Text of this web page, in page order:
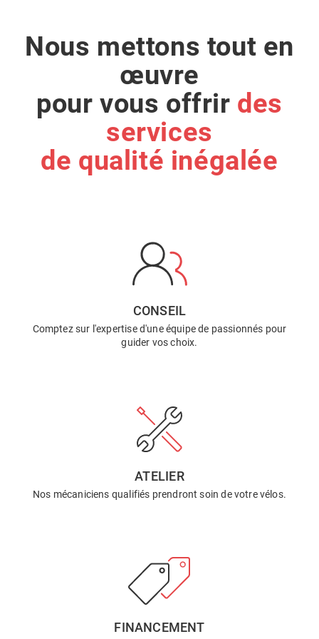
Nous mettons tout en
œuvre
pour vous offrir des
services
de qualité inégalée
CONSEIL
Comptez sur l'expertise d'une équipe de passionnés pour
guider vos choix.
ATELIER
Nos mécaniciens qualifiés prendront soin de votre vélos.
FINANCEMENT